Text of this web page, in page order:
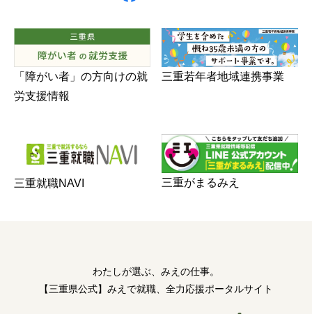
「障がい者」の方向けの就
労支援情報
三重若年者地域連携事業
三重就職NAVI 三重がまるみえ
わたしが選ぶ、みえの仕事。
【三重県公式】みえで就職、全力応援ポータルサイト